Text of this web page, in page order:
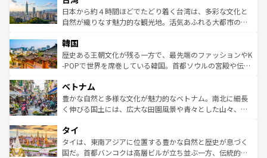
情報はコンテンツ一覧を参照してほしい。
人々、おいしいローカルフードやハワイアンミュージッ
ク、伝統的なフラダンスなど、すべてがハワイの魅力を彩
ワイを、存分に味わってほしい。 なお、新着のハワイ情報
はコンテンツ一覧を参照してほしい。
ク）、タスマニアの美しい原生林やケアンズの熱帯雨林な
ど、見どころがたくさん。また、カフェやワイン、オージ
いる。アクティビティも充実しており、サーフィンやダイ
ビング、ハイキングなど、アウトドア好きにはたまらな
い。オーストラリアの多彩な魅力を存分に味わいつくそ
参照してほしい。
日本から約４時間ほどでたどり着く台湾は、多彩な文化と
自然が織りなす魅力的な観光地。活気あふれる大都市の台
ン）、静ひつな山岳地帯である台湾東部など、都市の喧騒
と山間の静けさが共存しており、訪れる人に新しい発見と
驚きをもたらしてくれる。また、奥深い台湾の食文化も魅
容にもいいと評判のスイーツなど、バラエティ豊かな料理
が味わえる。 なお、新着の台湾情報は コンテンツ一覧を参
照してほしい。
韓国
歴史ある王朝文化が残る一方で、最先端のファッションやK
-POPで世界を席巻している韓国。首都ソウルの宮殿や伝統
き、地方に足を延ばせば四季折々の自然美を楽しむことが
できる。そして、キムチや焼肉、絶品のストリートフード
まで、さまざまな韓国料理が待っている。夜には、韓国な
リティに包まれながら、韓国の多彩な魅力を心ゆくまで味
わってみてほしい。 なお、新着の韓国情報はコンテンツ一
覧を参照してほしい。
ベトナム
豊かな自然と多様な文化が魅力的なベトナム。南北に細長
く伸びる国土には、広大な田園風景や青々とした山々、世
急速な発展と共に伝統が息づく。ハノイの古い町並みやホ
ーチミン市のフランス統治時代の建物も、独特の雰囲気を
醸し出している。また、バラエティの豊かさとおいしさで
タイ
タイは、東南アジアに位置する豊かな自然と歴史が息づく
国だ。首都バンコクは高層ビルが立ち並ぶ一方、伝統的な